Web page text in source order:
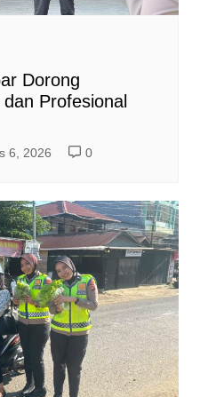
Dorong
Profesional
6, 2026 0